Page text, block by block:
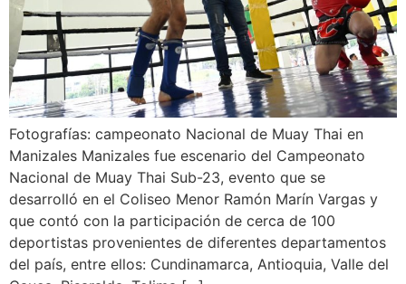
Fotografías: campeonato Nacional de Muay Thai en
Manizales Manizales fue escenario del Campeonato
Nacional de Muay Thai Sub-23, evento que se
desarrolló en el Coliseo Menor Ramón Marín Vargas y
que contó con la participación de cerca de 100
deportistas provenientes de diferentes departamentos
del país, entre ellos: Cundinamarca, Antioquia, Valle del